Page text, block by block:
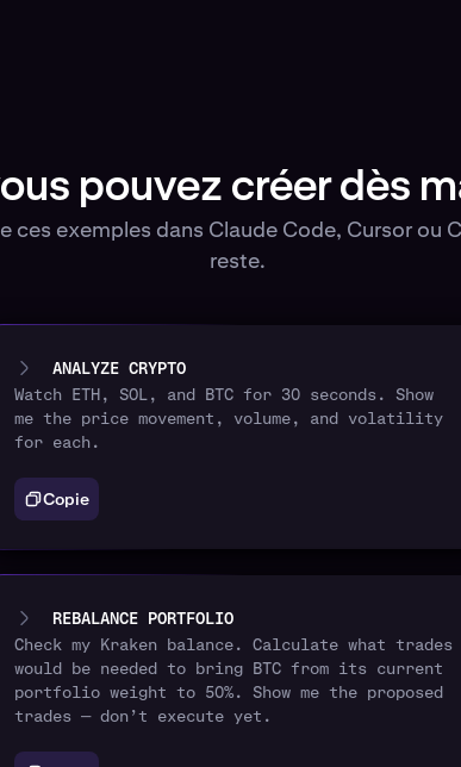
pouvez créer dès
ces exemples dans Claude Code, Cursor ou
reste.
ANALYZE CRYPTO
Watch ETH, SOL, and BTC for 30 seconds. Show
me the price movement, volume, and volatility
for each.
Copie
REBALANCE PORTFOLIO
Check my Kraken balance. Calculate what trades
would be needed to bring BTC from its current
portfolio weight to 50%. Show me the proposed
trades — don’t execute yet.